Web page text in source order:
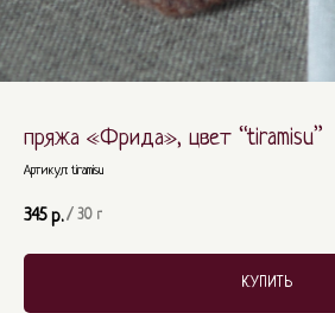
пряжа «Фрида», цвет “tiramisu”
Артикул: tiramisu
345 р. / 30 г
КУПИТЬ